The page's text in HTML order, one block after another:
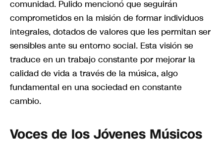
comunidad. Pulido mencionó que seguirán
comprometidos en la misión de formar individuos
integrales, dotados de valores que les permitan ser
sensibles ante su entorno social. Esta visión se
traduce en un trabajo constante por mejorar la
calidad de vida a través de la música, algo
fundamental en una sociedad en constante
cambio.
Voces de los Jóvenes Músicos